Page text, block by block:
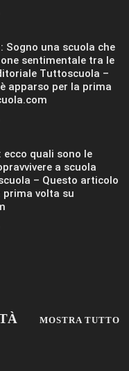
Sogno una scuola che
sentimentale tra le
Tuttoscuola –
apparso per la prima
ecco quali sono le
a scuola
– Questo articolo
prima volta su
MOSTRA TUTTO